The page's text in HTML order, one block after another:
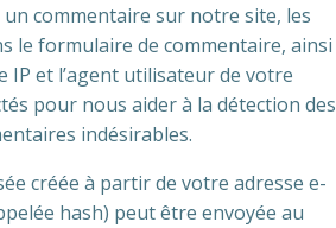
un commentaire sur notre site, les
le formulaire de commentaire, ainsi
IP et l’agent utilisateur de votre
pour nous aider à la détection des
indésirables.
créée à partir de votre adresse e-
hash) peut être envoyée au